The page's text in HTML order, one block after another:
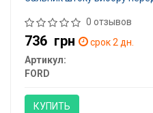
0 отзывов
736 грн
срок 2 дн.
Артикул:
FORD
КУПИТЬ